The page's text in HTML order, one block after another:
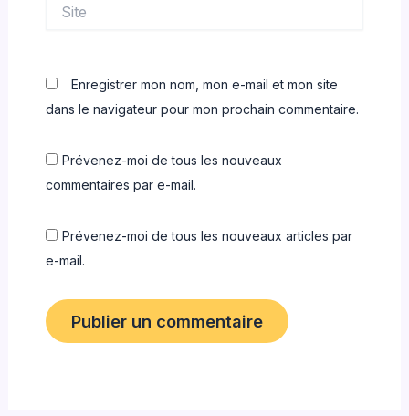
Enregistrer mon nom, mon e-mail et mon site
dans le navigateur pour mon prochain commentaire.
Prévenez-moi de tous les nouveaux
commentaires par e-mail.
Prévenez-moi de tous les nouveaux articles par
e-mail.